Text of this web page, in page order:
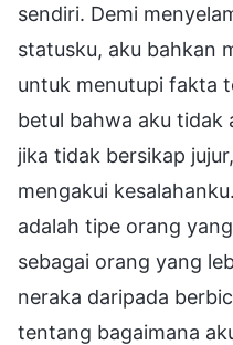
sendiri. Demi
statusku, aku bahkan
untuk menutupi fakta
betul bahwa aku tidak
jika tidak bersikap
mengakui
adalah tipe orang
sebagai orang yang
neraka daripada
tentang bagaimana